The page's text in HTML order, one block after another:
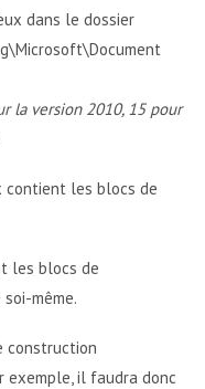
dans le dossier
la version 2010, 15 pour
contient les blocs de
les blocs de
même.
construction
exemple, il faudra donc